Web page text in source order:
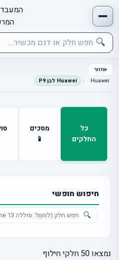
🔍
חזור
Huawei
Huawei לבן P9
כל
החלקים
מסכים
📱
חיפוש חופשי
🔍
נמצאו50 חלקי חילוף